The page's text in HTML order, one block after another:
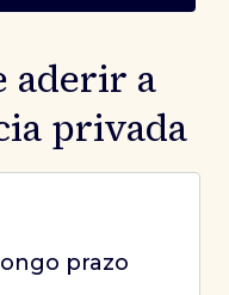
aderir a
privada
prazo